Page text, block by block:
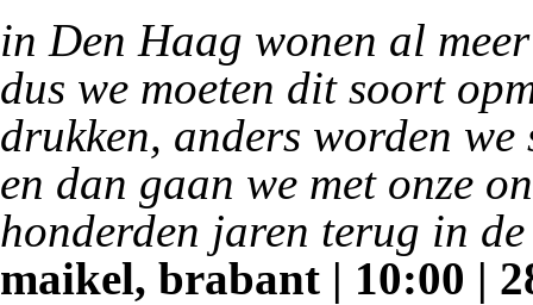
in Den Haag wonen al
dus we moeten dit soort
drukken, anders worden
en dan gaan we met onze
honderden jaren terug in
maikel, brabant | 10:00 |